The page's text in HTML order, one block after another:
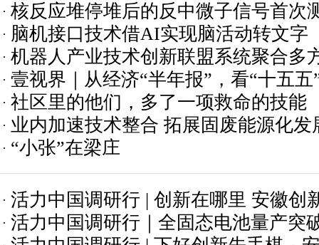
核反应堆停堆后的反中微子信号首次
脑机接口技术借AI实现脑活动转文字
机器人产业技术创新联盟系统聚合多
壹视界｜从经济“半年报”，看“十五五
社区里的他们，多了一项救命的技能
业内加速技术整合 拓展固废能源化发
“小张”在梁庄
活力中国调研行 | 创新在哪里 安徽创
活力中国调研行｜全固态电池量产突